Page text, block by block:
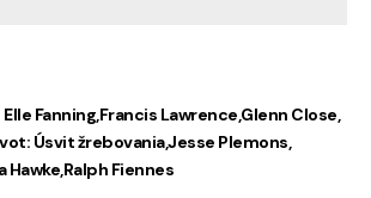
Elle FanningFrancis LawrenceGlenn Close
Úsvit žrebovaniaJesse Plemons
HawkeRalph Fiennes